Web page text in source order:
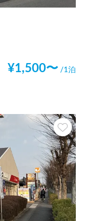
¥1,500〜 /1泊